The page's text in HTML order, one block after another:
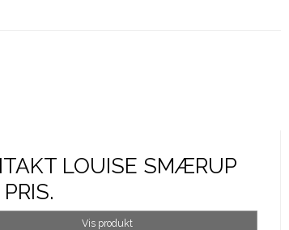
LOUISE SMÆRUP
Vis produkt